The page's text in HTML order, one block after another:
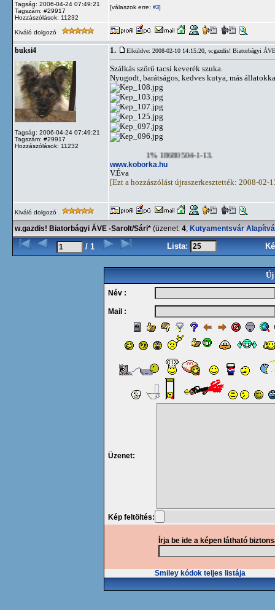
Tagság: 2006-04-24 07:49:21
Tagszám: #29917
Hozzászólások: 11232
[válaszok erre: #3]
Kiváló dolgozó
buksi4
Tagság: 2006-04-24 07:49:21
Tagszám: #29917
Hozzászólások: 11232
1. Elküldve: 2008-02-10 14:15:20, w.gazdis! Biatorbágyi
Szálkás szőrű tacsi keverék szuka.
Nyugodt, barátságos, kedves kutya, más
1% 18680504-1-13.
www.koborka.hu
V.Éva
[Ezt a hozzászólást újraszerkesztették: 2008-02-
Kiváló dolgozó
w.gazdis! Biatorbágyi ÁVE -Sarolt/Sári* (üzenet: 4, Kutyamentsvár
/ 1 Lista:
Új
Név :
Mail :
Üzenet:
Kép feltöltés:
Írja be ide a képen látható
Smiley kódok teljes listája